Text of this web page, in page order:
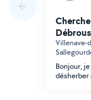
Villenave-
Bonjour,
désherber